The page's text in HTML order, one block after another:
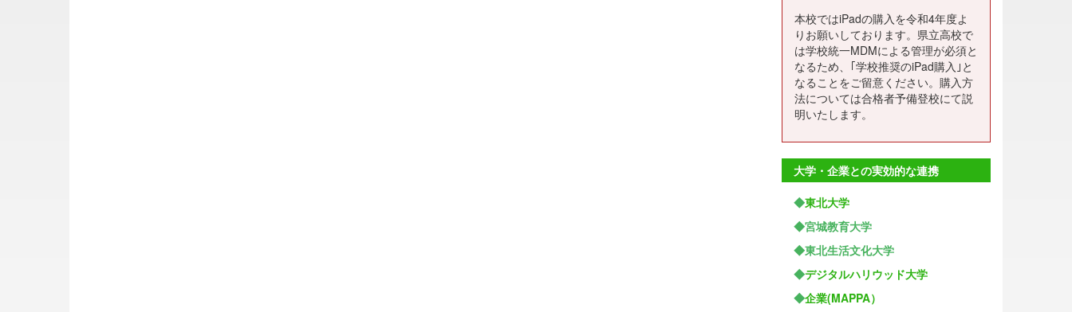
本校ではiPadの購入を令和4年度よ
りお願いしております。県立高校で
は学校統一MDMによる管理が必須と
なるため、｢学校推奨のiPad購入｣と
なることをご留意ください。購入方
法については合格者予備登校にて説
明いたします。
大学・企業との実効的な連携
◆東北大学
◆宮城教育大学
◆東北生活文化大学
◆デジタルハリウッド大学
◆企業(MAPPA）